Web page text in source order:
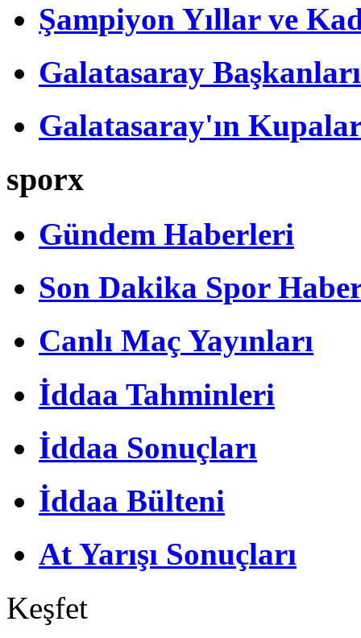
Şampiyon Yıllar ve
Galatasaray Başkanları
Galatasaray'ın
sporx
Gündem Haberleri
Son Dakika Spor
Canlı Maç Yayınları
İddaa Tahminleri
İddaa Sonuçları
İddaa Bülteni
At Yarışı Sonuçları
Keşfet